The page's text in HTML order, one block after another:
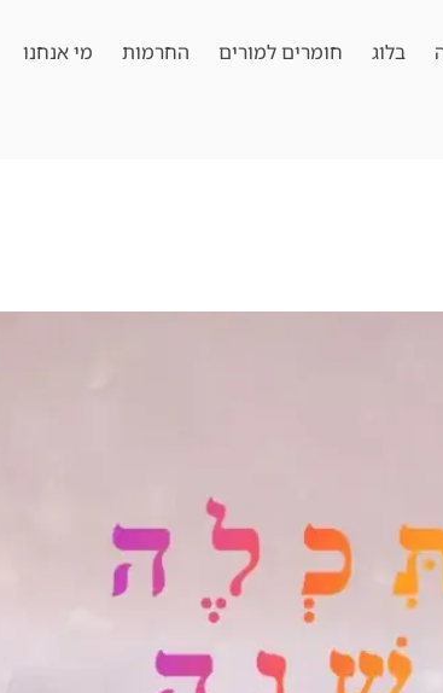
בלוג חומרים למורים החרמות מי אנחנו